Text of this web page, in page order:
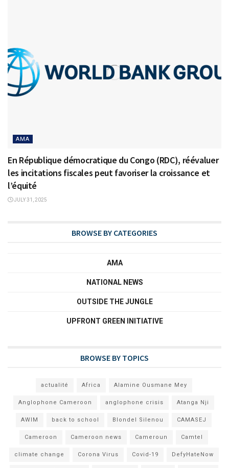
AMA
En République démocratique du Congo (RDC), réévaluer
les incitations fiscales peut favoriser la croissance et
l’équité
JULY 31, 2025
BROWSE BY CATEGORIES
AMA
NATIONAL NEWS
OUTSIDE THE JUNGLE
UPFRONT GREEN INITIATIVE
BROWSE BY TOPICS
actualité Africa Alamine Ousmane Mey
Anglophone Cameroon anglophone crisis Atanga Nji
AWIM back to school Blondel Silenou CAMASEJ
Cameroon Cameroon news Cameroun Camtel
climate change Corona Virus Covid-19 DefyHateNow